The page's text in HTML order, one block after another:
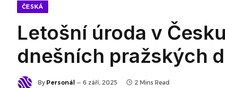
ČESKÁ
Letošní úroda v
dnešních pražských
By Personál 6 září, 2025 2 Mins Read